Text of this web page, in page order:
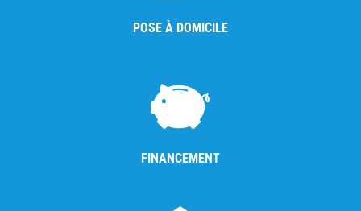
POSE À DOMICILE
FINANCEMENT